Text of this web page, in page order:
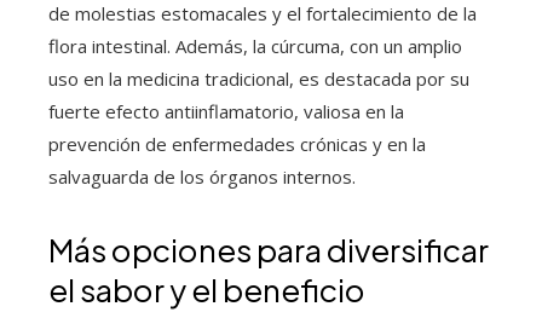
de molestias estomacales y el fortalecimiento de la
flora intestinal. Además, la cúrcuma, con un amplio
uso en la medicina tradicional, es destacada por su
fuerte efecto antiinflamatorio, valiosa en la
prevención de enfermedades crónicas y en la
salvaguarda de los órganos internos.
Más opciones para diversificar
el sabor y el beneficio